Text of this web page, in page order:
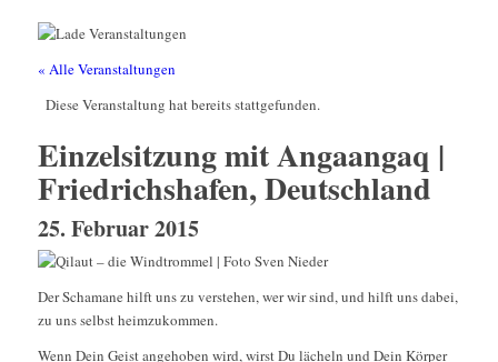
« Alle Veranstaltungen
Diese Veranstaltung hat bereits stattgefunden.
Einzelsitzung mit Angaangaq |
Friedrichshafen, Deutschland
25. Februar 2015
Der Schamane hilft uns zu verstehen, wer wir sind, und hilft uns dabei,
zu uns selbst heimzukommen.
Wenn Dein Geist angehoben wird, wirst Du lächeln und Dein Körper